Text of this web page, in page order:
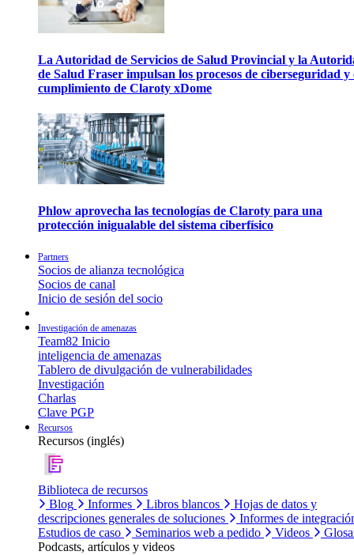
La Autoridad de Servicios de Salud Provincial y la
de Salud Fraser impulsan los procesos de ciberseguridad y
cumplimiento de Claroty xDome
Phlow aprovecha las tecnologías de Claroty para una
protección inigualable del sistema ciberfísico
Partners
Socios de alianza tecnológica
Socios de canal
Inicio de sesión del socio
Investigación de amenazas
Team82 Inicio
inteligencia de amenazas
Tablero de divulgación de vulnerabilidades
Investigación
Charlas
Clave PGP
Recursos
Recursos (inglés)
Biblioteca de recursos
Blog
Informes Libros blancos
Hojas de datos y
descripciones generales de soluciones
Informes de
Estudios de caso
Seminarios web a pedido Videos
Podcasts, artículos y videos